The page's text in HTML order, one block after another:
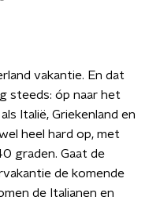
vakantie. En dat
steeds: óp naar het
Italië, Griekenland en
heel hard op, met
graden. Gaat de
de komende
de Italianen en